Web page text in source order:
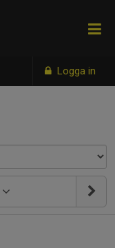
Logga in